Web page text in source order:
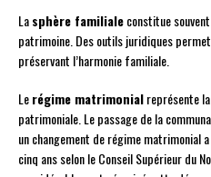
Lasphère familialeconstitue
patrimoine. Des outils juridiques
préservant l’harmonie familiale.
Lerégime matrimonialreprésente
patrimoniale. Le passage de la
un changement de régime matrimonial
cinq ans selon le Conseil Supérieur du